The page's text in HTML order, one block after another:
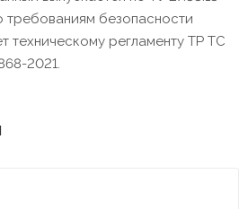
требованиям безопасности
техническому регламенту ТР ТС
2021.